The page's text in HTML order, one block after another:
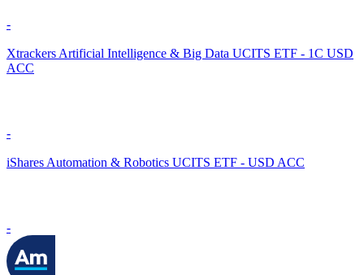
-
Xtrackers Artificial Intelligence & Big Data UCITS ETF - 1C USD
ACC
-
iShares Automation & Robotics UCITS ETF - USD ACC
-